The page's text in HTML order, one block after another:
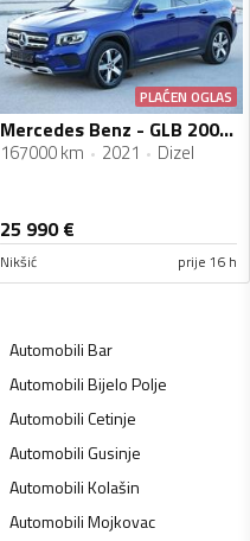
PLAĆEN OGLAS
Mercedes Benz - GLB 200 - STYLE 9G-TRONIC 7 SJEDIŠTA
167000 km 2021 Dizel
25 990€
Nikšić prije 16 h
AutomobiliBar
AutomobiliBijelo Polje
AutomobiliCetinje
AutomobiliGusinje
AutomobiliKolašin
AutomobiliMojkovac